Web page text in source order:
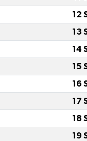
12
13
14
15
16
17
18
19